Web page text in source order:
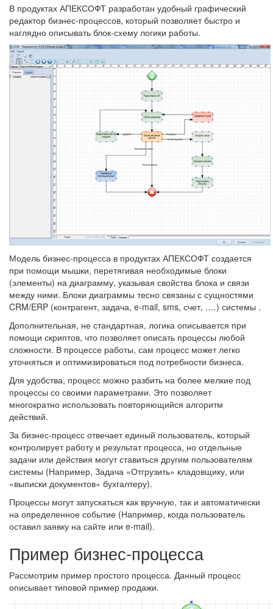
В продуктах АПЕКСОФТ разработан удобный графический
редактор бизнес-процессов, который позволяет быстро и
наглядно описывать блок-схему логики работы.
Модель бизнес-процесса в продуктах АПЕКСОФТ создается
при помощи мышки, перетягивая необходимые блоки
(элементы) на диаграмму, указывая свойства блока и связи
между ними. Блоки диаграммы тесно связаны с сущностями
CRM/ERP (контрагент, задача, e-mail, sms, счет, .…) системы .
Дополнительная, не стандартная, логика описывается при
помощи скриптов, что позволяет описать процессы любой
сложности. В процессе работы, сам процесс может легко
уточняться и оптимизироваться под потребности бизнеса.
Для удобства, процесс можно разбить на более мелкие под
процессы со своими параметрами. Это позволяет
многократно использовать повторяющийся алгоритм
действий.
За бизнес-процесс отвечает единый пользователь, который
контролирует работу и результат процесса, но отдельные
задачи или действия могут ставиться другим пользователям
системы (Например, Задача «Отгрузить» кладовщику, или
«выписки документов» бухгалтеру).
Процессы могут запускаться как вручную, так и автоматически
на определенное событие (Например, когда пользователь
оставил заявку на сайте или e-mail).
Пример бизнес-процесса
Рассмотрим пример простого процесса. Данный процесс
описывает типовой пример продажи.